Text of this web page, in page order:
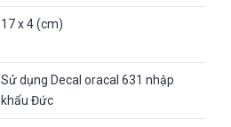
17 x 4 (cm)
Sử dụng Decal oracal 631 nhập
khẩu Đức